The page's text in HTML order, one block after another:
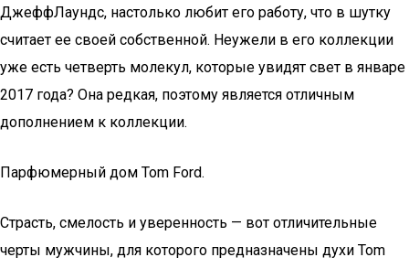
ДжеффЛаундс, настолько любит его работу, что в шутку
считает ее своей собственной. Неужели в его коллекции
уже есть четверть молекул, которые увидят свет в январе
2017 года? Она редкая, поэтому является отличным
дополнением к коллекции.
Парфюмерный дом Tom Ford.
Страсть, смелость и уверенность — вот отличительные
черты мужчины, для которого предназначены духи Tom